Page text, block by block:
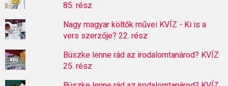
85. rész
Nagy magyar költők művei KVÍZ - Ki is a
vers szerzője? 22. rész
Büszke lenne rád az irodalomtanárod? KVÍZ
25. rész